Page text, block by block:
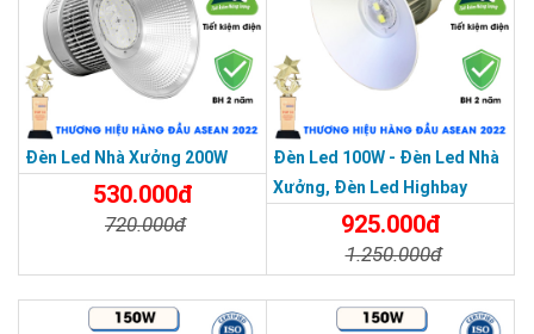
Đèn Led Nhà Xưởng 200W
530.000đ
720.000đ
Đèn Led 100W - Đèn Led Nhà
Xưởng, Đèn Led Highbay
925.000đ
1.250.000đ